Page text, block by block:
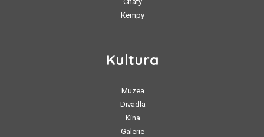
Kempy
Kultura
Muzea
Divadla
Kina
Galerie